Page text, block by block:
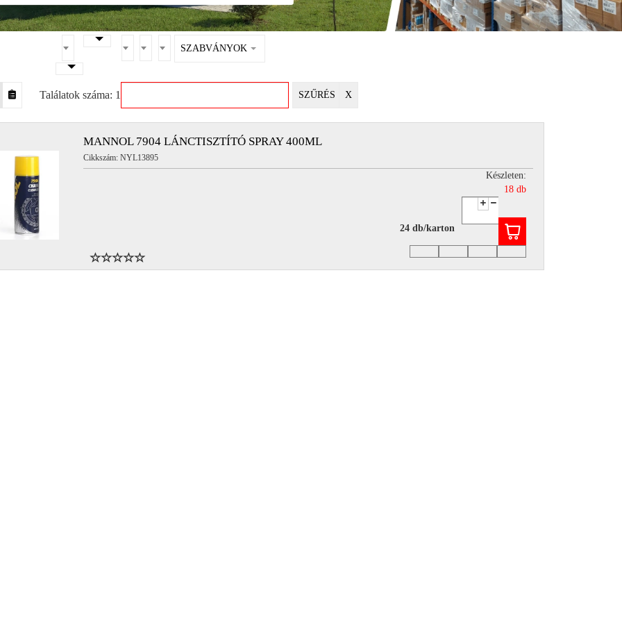
SZABVÁNYOK
Találatok száma: 1 SZŰRÉS X
MANNOL 7904 LÁNCTISZTÍTÓ SPRAY 400ML
Cikkszám: NYL13895
Készleten:
18 db
24 db/karton